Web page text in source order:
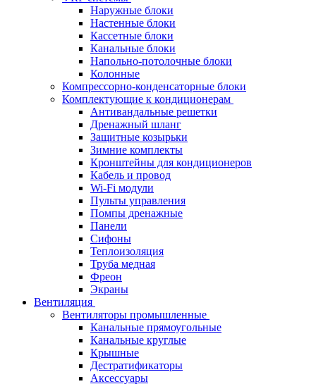
Наружные блоки
Настенные блоки
Кассетные блоки
Канальные блоки
Напольно-потолочные блоки
Колонные
Компрессорно-конденсаторные блоки
Комплектующие к кондиционерам
Антивандальные решетки
Дренажный шланг
Защитные козырьки
Зимние комплекты
Кронштейны для кондиционеров
Кабель и провод
Wi-Fi модули
Пульты управления
Помпы дренажные
Панели
Сифоны
Теплоизоляция
Труба медная
Фреон
Экраны
Вентиляция
Вентиляторы промышленные
Канальные прямоугольные
Канальные круглые
Крышные
Дестратификаторы
Аксессуары